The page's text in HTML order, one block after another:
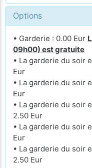
Options
• Garderie : 0.00 Eur
09h00) est gratuite
• La garderie du soir
Eur
• La garderie du soir
Eur
• La garderie du soir
2.50 Eur
• La garderie du soir
Eur
• La garderie du soir
2.50 Eur